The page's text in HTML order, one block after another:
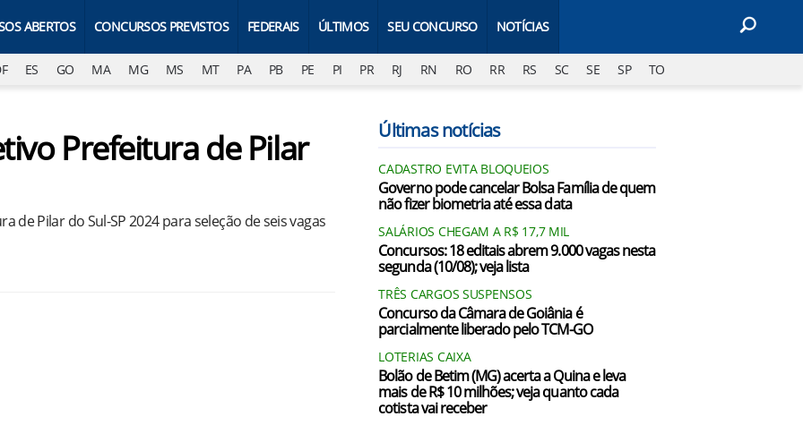
ABERTOS CONCURSOS PREVISTOS FEDERAIS ÚLTIMOS SEU CONCURSO NOTÍCIAS
ES GO MA MG MS MT PA PB PE PI PR RJ RN RO RR RS SC SE SP TO
Prefeitura de Pilar
de Pilar do Sul-SP 2024 para seleção de seis vagas
Últimas notícias
CADASTRO EVITA BLOQUEIOS
Governo pode cancelar Bolsa Família de quem
não fizer biometria até essa data
SALÁRIOS CHEGAM A R$ 17,7 MIL
Concursos: 18 editais abrem 9.000 vagas nesta
segunda (10/08); veja lista
TRÊS CARGOS SUSPENSOS
Concurso da Câmara de Goiânia é
parcialmente liberado pelo TCM-GO
LOTERIAS CAIXA
Bolão de Betim (MG) acerta a Quina e leva
mais de R$ 10 milhões; veja quanto cada
cotista vai receber